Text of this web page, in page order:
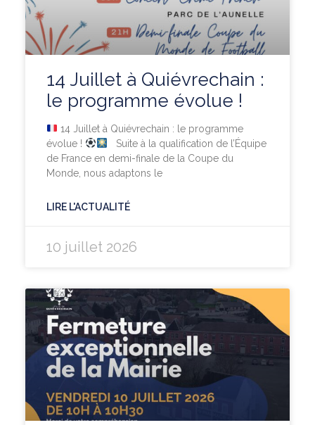
14 Juillet à Quiévrechain :
le programme évolue !
14 Juillet à Quiévrechain : le programme
évolue !
Suite à la qualification de l’Équipe
de France en demi-finale de la Coupe du
Monde, nous adaptons le
LIRE L'ACTUALITÉ
10 juillet 2026